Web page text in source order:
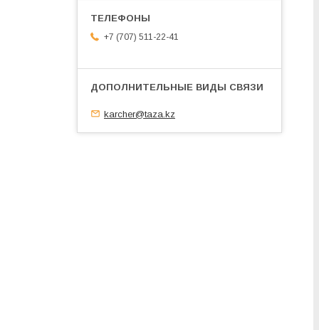
+7 (707) 511-22-41
karcher@taza.kz